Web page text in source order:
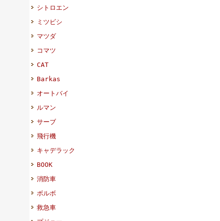
シトロエン
ミツビシ
マツダ
コマツ
CAT
Barkas
オートバイ
ルマン
サーブ
飛行機
キャデラック
BOOK
消防車
ボルボ
救急車